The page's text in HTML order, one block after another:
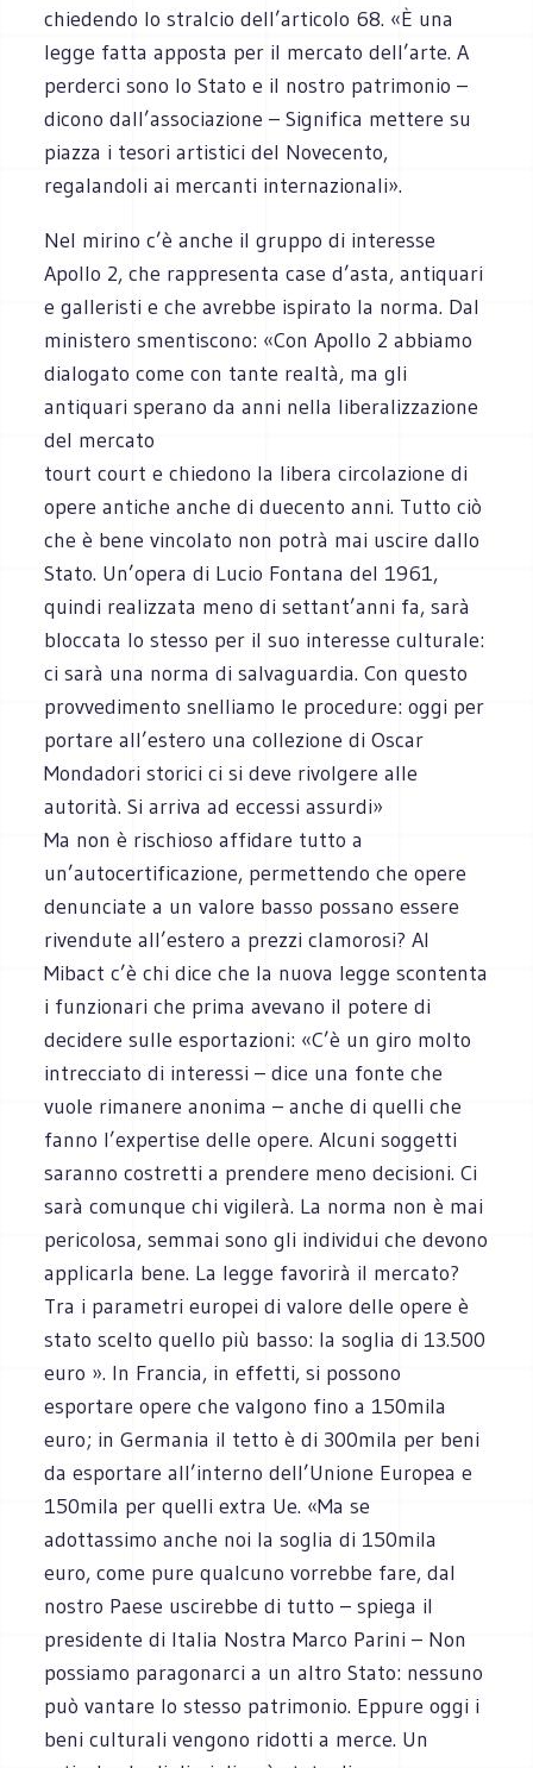
chiedendo lo stralcio dell’articolo 68. «È una
legge fatta apposta per il mercato dell’arte. A
perderci sono lo Stato e il nostro patrimonio –
dicono dall’associazione – Significa mettere su
piazza i tesori artistici del Novecento,
regalandoli ai mercanti internazionali».
Nel mirino c’è anche il gruppo di interesse
Apollo 2, che rappresenta case d’asta, antiquari
e galleristi e che avrebbe ispirato la norma. Dal
ministero smentiscono: «Con Apollo 2 abbiamo
dialogato come con tante realtà, ma gli
antiquari sperano da anni nella liberalizzazione
del mercato
tourt court e chiedono la libera circolazione di
opere antiche anche di duecento anni. Tutto ciò
che è bene vincolato non potrà mai uscire dallo
Stato. Un’opera di Lucio Fontana del 1961,
quindi realizzata meno di settant’anni fa, sarà
bloccata lo stesso per il suo interesse culturale:
ci sarà una norma di salvaguardia. Con questo
provvedimento snelliamo le procedure: oggi per
portare all’estero una collezione di Oscar
Mondadori storici ci si deve rivolgere alle
autorità. Si arriva ad eccessi assurdi»
Ma non è rischioso affidare tutto a
un’autocertificazione, permettendo che opere
denunciate a un valore basso possano essere
rivendute all’estero a prezzi clamorosi? Al
Mibact c’è chi dice che la nuova legge scontenta
i funzionari che prima avevano il potere di
decidere sulle esportazioni: «C’è un giro molto
intrecciato di interessi – dice una fonte che
vuole rimanere anonima – anche di quelli che
fanno l’expertise delle opere. Alcuni soggetti
saranno costretti a prendere meno decisioni. Ci
sarà comunque chi vigilerà. La norma non è mai
pericolosa, semmai sono gli individui che devono
applicarla bene. La legge favorirà il mercato?
Tra i parametri europei di valore delle opere è
stato scelto quello più basso: la soglia di 13.500
euro ». In Francia, in effetti, si possono
esportare opere che valgono fino a 150mila
euro; in Germania il tetto è di 300mila per beni
da esportare all’interno dell’Unione Europea e
150mila per quelli extra Ue. «Ma se
adottassimo anche noi la soglia di 150mila
euro, come pure qualcuno vorrebbe fare, dal
nostro Paese uscirebbe di tutto – spiega il
presidente di Italia Nostra Marco Parini – Non
possiamo paragonarci a un altro Stato: nessuno
può vantare lo stesso patrimonio. Eppure oggi i
beni culturali vengono ridotti a merce. Un